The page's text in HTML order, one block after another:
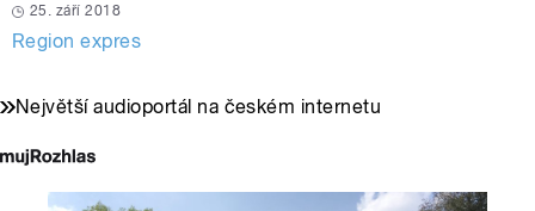
25. září 2018
Region expres
Největší audioportál na českém internetu